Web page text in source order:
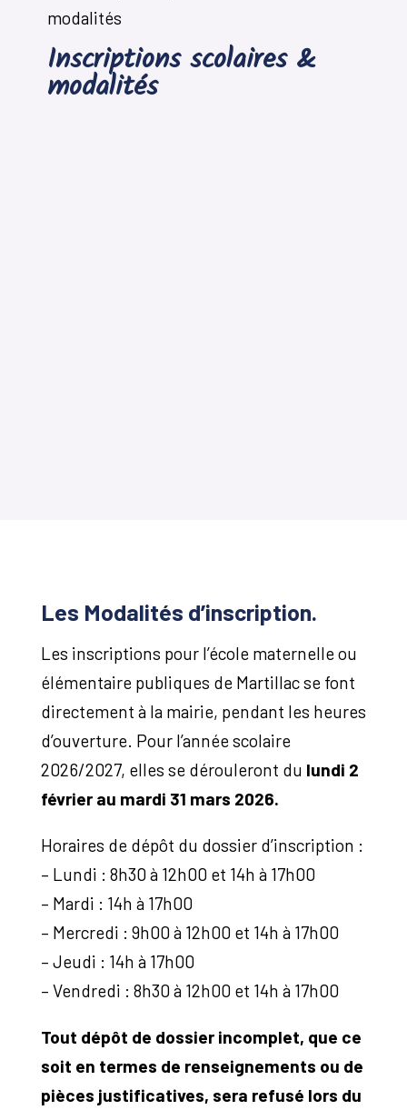
modalités
Inscriptions scolaires &
modalités
Les Modalités d’inscription.
Les inscriptions pour l’école maternelle ou
élémentaire publiques de Martillac se font
directement à la mairie, pendant les heures
d’ouverture. Pour l’année scolaire
2026/2027, elles se dérouleront du lundi 2
février au mardi 31 mars 2026.
Horaires de dépôt du dossier d’inscription :
– Lundi : 8h30 à 12h00 et 14h à 17h00
– Mardi : 14h à 17h00
– Mercredi : 9h00 à 12h00 et 14h à 17h00
– Jeudi : 14h à 17h00
– Vendredi : 8h30 à 12h00 et 14h à 17h00
Tout dépôt de dossier incomplet, que ce
soit en termes de renseignements ou de
pièces justificatives, sera refusé lors du